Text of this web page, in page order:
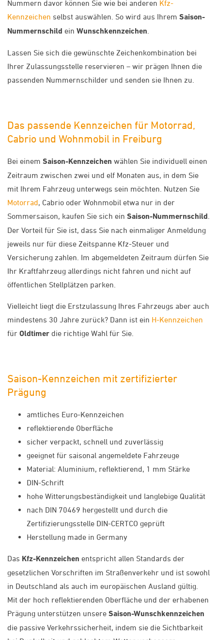
Nummern davor können Sie wie bei anderen Kfz-
Kennzeichen selbst auswählen. So wird aus Ihrem Saison-
Nummernschild ein Wunschkennzeichen
Lassen Sie sich die gewünschte Zeichenkombination bei
Ihrer Zulassungsstelle reservieren – wir prägen Ihnen die
passenden Nummernschilder und senden sie Ihnen zu.
Das passende Kennzeichen für Motorrad,
Cabrio und Wohnmobil in Freiburg
Bei einem Saison-Kennzeichen wählen Sie individuell einen
Zeitraum zwischen zwei und elf Monaten aus, in dem Sie
mit Ihrem Fahrzeug unterwegs sein möchten. Nutzen Sie
Motorrad, Cabrio oder Wohnmobil etwa nur in der
Sommersaison, kaufen Sie sich ein Saison-Nummernschild
Der Vorteil für Sie ist, dass Sie nach einmaliger Anmeldung
jeweils nur für diese Zeitspanne Kfz-Steuer und
Versicherung zahlen. Im abgemeldeten Zeitraum dürfen Sie
Ihr Kraftfahrzeug allerdings nicht fahren und nicht auf
öffentlichen Stellplätzen parken.
Vielleicht liegt die Erstzulassung Ihres Fahrzeugs aber auch
mindestens 30 Jahre zurück? Dann ist ein H-Kennzeichen
für Oldtimer die richtige Wahl für Sie.
Saison-Kennzeichen mit zertifizierter
Prägung
amtliches Euro-Kennzeichen
reflektierende Oberfläche
sicher verpackt, schnell und zuverlässig
geeignet für saisonal angemeldete Fahrzeuge
Material: Aluminium, reflektierend, 1 mm Stärke
DIN-Schrift
hohe Witterungsbeständigkeit und langlebige Qualität
nach DIN 70469 hergestellt und durch die
Zertifizierungsstelle DIN-CERTCO geprüft
Herstellung made in Germany
Das Kfz-Kennzeichen entspricht allen Standards der
gesetzlichen Vorschriften im Straßenverkehr und ist sowohl
in Deutschland als auch im europäischen Ausland gültig.
Mit der hoch reflektierenden Oberfläche und der erhabenen
Prägung unterstützen unsere Saison-Wunschkennzeichen
die passive Verkehrssicherheit, indem sie die Sichtbarkeit